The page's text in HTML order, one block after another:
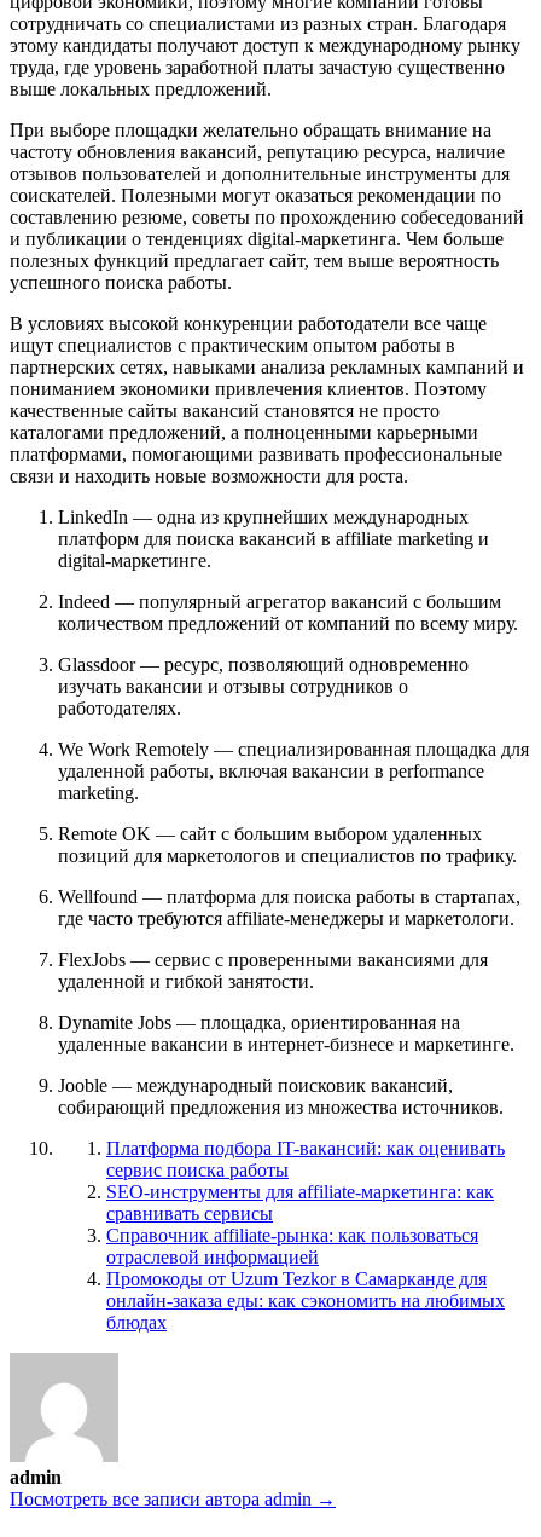
сотрудничать со специалистами из разных стран. Благодаря
этому кандидаты получают доступ к международному рынку
труда, где уровень заработной платы зачастую существенно
выше локальных предложений.
При выборе площадки желательно обращать внимание на
частоту обновления вакансий, репутацию ресурса, наличие
отзывов пользователей и дополнительные инструменты для
соискателей. Полезными могут оказаться рекомендации по
составлению резюме, советы по прохождению собеседований
и публикации о тенденциях digital-маркетинга. Чем больше
полезных функций предлагает сайт, тем выше вероятность
успешного поиска работы.
В условиях высокой конкуренции работодатели все чаще
ищут специалистов с практическим опытом работы в
партнерских сетях, навыками анализа рекламных кампаний и
пониманием экономики привлечения клиентов. Поэтому
качественные сайты вакансий становятся не просто
каталогами предложений, а полноценными карьерными
платформами, помогающими развивать профессиональные
связи и находить новые возможности для роста.
LinkedIn — одна из крупнейших международных
платформ для поиска вакансий в affiliate marketing и
digital-маркетинге.
Indeed — популярный агрегатор вакансий с большим
количеством предложений от компаний по всему миру.
Glassdoor — ресурс, позволяющий одновременно
изучать вакансии и отзывы сотрудников о
работодателях.
We Work Remotely — специализированная площадка для
удаленной работы, включая вакансии в performance
marketing.
Remote OK — сайт с большим выбором удаленных
позиций для маркетологов и специалистов по трафику.
Wellfound — платформа для поиска работы в стартапах,
где часто требуются affiliate-менеджеры и маркетологи.
FlexJobs — сервис с проверенными вакансиями для
удаленной и гибкой занятости.
Dynamite Jobs — площадка, ориентированная на
удаленные вакансии в интернет-бизнесе и маркетинге.
Jooble — международный поисковик вакансий,
собирающий предложения из множества источников.
Платформа подбора IT-вакансий: как оценивать
сервис поиска работы
SEO-инструменты для affiliate-маркетинга: как
сравнивать сервисы
Справочник affiliate-рынка: как пользоваться
отраслевой информацией
Промокоды от Uzum Tezkor в Самарканде для
онлайн-заказа еды: как сэкономить на любимых
блюдах
admin
Посмотреть все записи автора admin →